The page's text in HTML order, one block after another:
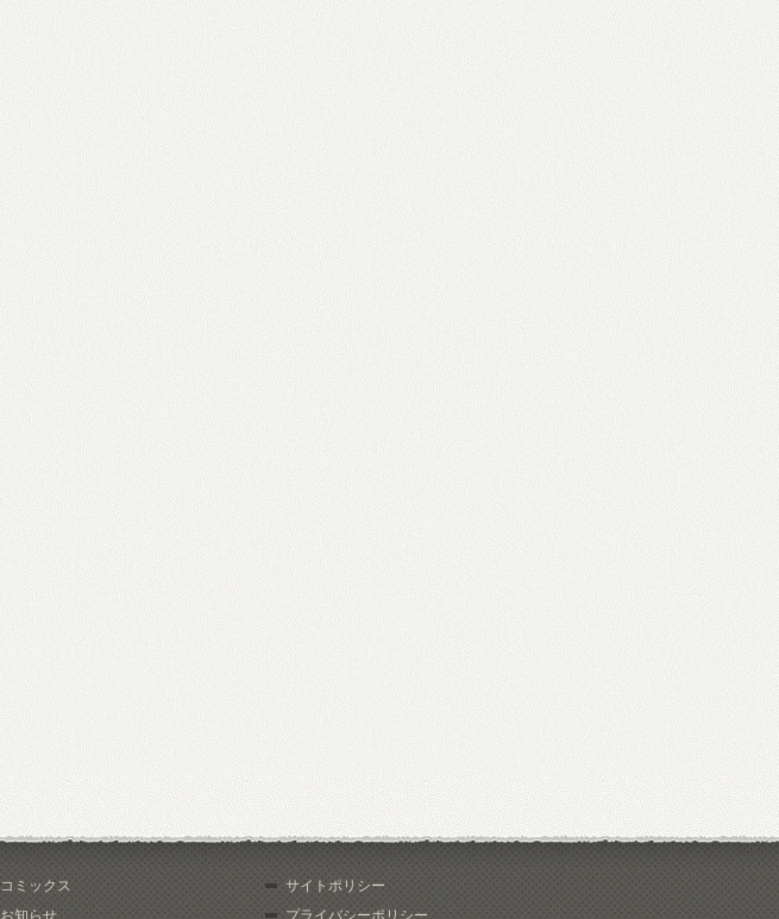
コミックス
お知らせ
サイトポリシー
プライバシーポリシー